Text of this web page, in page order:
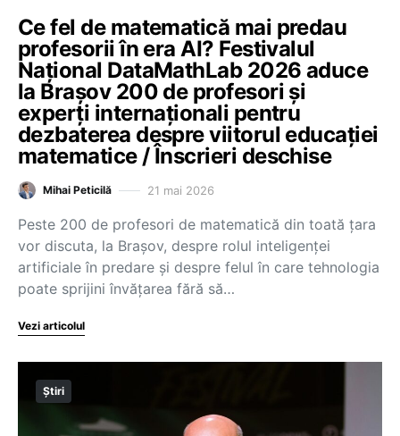
Ce fel de matematică mai predau
profesorii în era AI? Festivalul
Național DataMathLab 2026 aduce
la Brașov 200 de profesori și
experți internaționali pentru
dezbaterea despre viitorul educației
matematice / Înscrieri deschise
Mihai Peticilă 21 mai 2026
Peste 200 de profesori de matematică din toată țara
vor discuta, la Brașov, despre rolul inteligenței
artificiale în predare și despre felul în care tehnologia
poate sprijini învățarea fără să…
Vezi articolul
Știri